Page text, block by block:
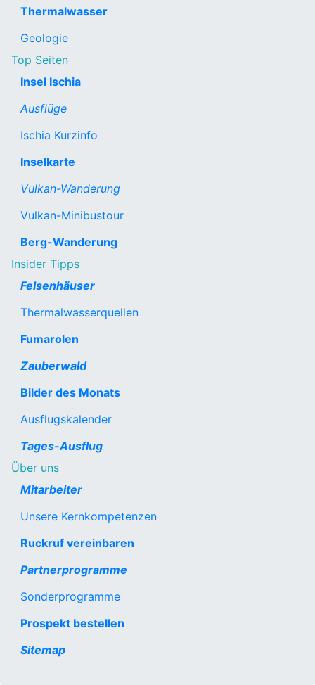
Thermalwasser
Geologie
Top Seiten
Insel Ischia
Ausflüge
Ischia Kurzinfo
Inselkarte
Vulkan-Wanderung
Vulkan-Minibustour
Berg-Wanderung
Insider Tipps
Felsenhäuser
Thermalwasserquellen
Fumarolen
Zauberwald
Bilder des Monats
Ausflugskalender
Tages-Ausflug
Über uns
Mitarbeiter
Unsere Kernkompetenzen
Ruckruf vereinbaren
Partnerprogramme
Sonderprogramme
Prospekt bestellen
Sitemap